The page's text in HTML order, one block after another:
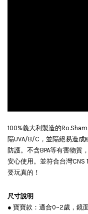
售完
Roshambo專屬配件/
100%義大利製造的
隔UVA/B/C，並隔絕易造
防護。不含BPA等有害物質
安心使用。並符合台灣
要玩真的！
尺寸說明
● 寶寶款：適合0~2歲，鏡